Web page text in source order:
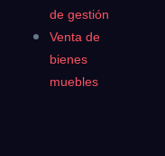
de gestión
Venta de
bienes
muebles